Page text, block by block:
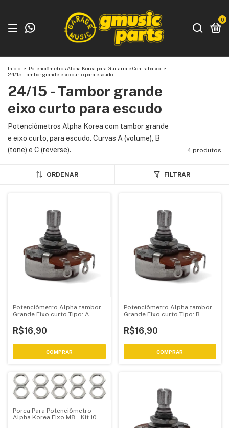
0
Início > Potenciômetros Alpha Korea para Guitarra e Contrabaixo >
24/15 - Tambor grande eixo curto para escudo
24/15 - Tambor grande
eixo curto para escudo
Potenciômetros Alpha Korea com tambor grande
e eixo curto, para escudo. Curvas A (volume), B
(tone) e C (reverse).
4 produtos
ORDENAR FILTRAR
Potenciômetro Alpha tambor
Grande Eixo curto Tipo: A -
R$16,90
COMPRAR
Potenciômetro Alpha tambor
Grande Eixo curto Tipo: B -
R$16,90
COMPRAR
Porca Para Potenciômetro
Alpha Korea Eixo M8 - Kit 10